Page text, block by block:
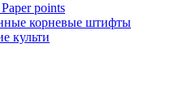
points
корневые штифты
культи